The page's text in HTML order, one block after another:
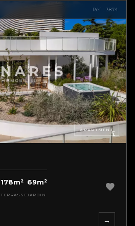
Réf : 3874
APARTMENT
178m²
TERRASSE
69m²
JARDIN
→